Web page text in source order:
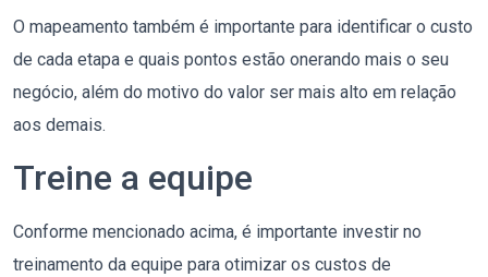
O mapeamento também é importante para identificar o custo
de cada etapa e quais pontos estão onerando mais o seu
negócio, além do motivo do valor ser mais alto em relação
aos demais.
Treine a equipe
Conforme mencionado acima, é importante investir no
treinamento da equipe para otimizar os custos de